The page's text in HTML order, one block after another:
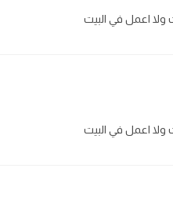
ولا اعمل في البيت
ولا اعمل في البيت